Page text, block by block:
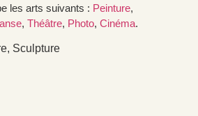
les arts suivants : Peinture,
, Théâtre, Photo, Cinéma.
Sculpture